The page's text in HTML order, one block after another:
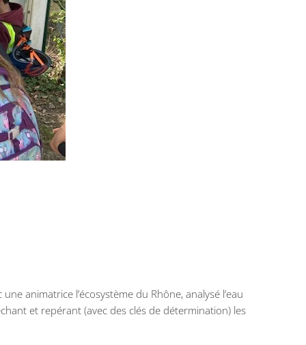
animatrice l’écosystème du Rhône, analysé l’eau
et repérant (avec des clés de détermination) les